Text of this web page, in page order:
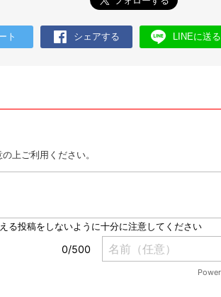
ト シェアする LINEに送る
の上ご利用ください。